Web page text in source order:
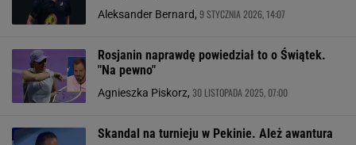
Aleksander Bernard, 9 STYCZNIA 2026, 14:07
Rosjanin naprawdę powiedział to o Świątek.
"Na pewno"
Agnieszka Piskorz, 30 LISTOPADA 2025, 07:00
Skandal na turnieju w Pekinie. Ależ awantura